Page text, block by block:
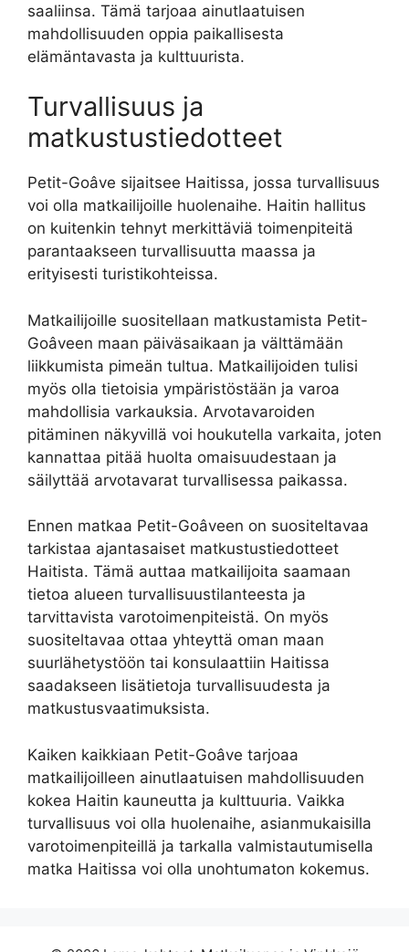
saaliinsa. Tämä tarjoaa ainutlaatuisen
mahdollisuuden oppia paikallisesta
elämäntavasta ja kulttuurista.
Turvallisuus ja
matkustustiedotteet
Petit-Goâve sijaitsee Haitissa, jossa turvallisuus
voi olla matkailijoille huolenaihe. Haitin hallitus
on kuitenkin tehnyt merkittäviä toimenpiteitä
parantaakseen turvallisuutta maassa ja
erityisesti turistikohteissa.
Matkailijoille suositellaan matkustamista Petit-
Goâveen maan päiväsaikaan ja välttämään
liikkumista pimeän tultua. Matkailijoiden tulisi
myös olla tietoisia ympäristöstään ja varoa
mahdollisia varkauksia. Arvotavaroiden
pitäminen näkyvillä voi houkutella varkaita, joten
kannattaa pitää huolta omaisuudestaan ja
säilyttää arvotavarat turvallisessa paikassa.
Ennen matkaa Petit-Goâveen on suositeltavaa
tarkistaa ajantasaiset matkustustiedotteet
Haitista. Tämä auttaa matkailijoita saamaan
tietoa alueen turvallisuustilanteesta ja
tarvittavista varotoimenpiteistä. On myös
suositeltavaa ottaa yhteyttä oman maan
suurlähetystöön tai konsulaattiin Haitissa
saadakseen lisätietoja turvallisuudesta ja
matkustusvaatimuksista.
Kaiken kaikkiaan Petit-Goâve tarjoaa
matkailijoilleen ainutlaatuisen mahdollisuuden
kokea Haitin kauneutta ja kulttuuria. Vaikka
turvallisuus voi olla huolenaihe, asianmukaisilla
varotoimenpiteillä ja tarkalla valmistautumisella
matka Haitissa voi olla unohtumaton kokemus.